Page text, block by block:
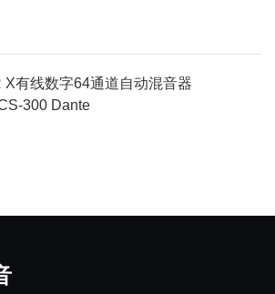
X有线数字64通道自动混音器
300 Dante